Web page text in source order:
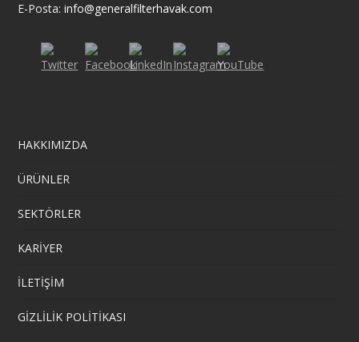
E-Posta:info@generalfilterhavak.com
HAKKIMIZDA
ÜRÜNLER
SEKTÖRLER
KARİYER
İLETİŞİM
GİZLİLİK POLİTİKASI